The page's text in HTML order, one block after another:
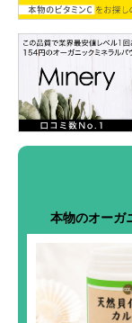
本物のオーガ